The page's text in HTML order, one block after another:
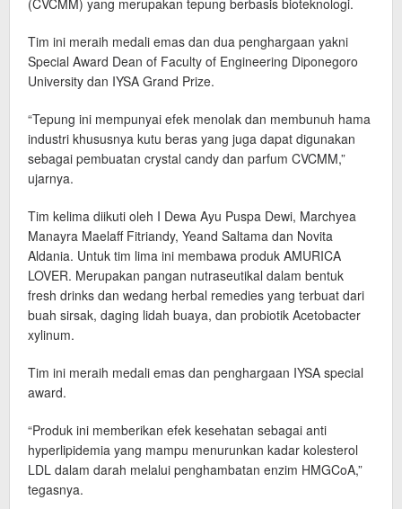
(CVCMM) yang merupakan tepung berbasis bioteknologi.
Tim ini meraih medali emas dan dua penghargaan yakni
Special Award Dean of Faculty of Engineering Diponegoro
University dan IYSA Grand Prize.
“Tepung ini mempunyai efek menolak dan membunuh hama
industri khususnya kutu beras yang juga dapat digunakan
sebagai pembuatan crystal candy dan parfum CVCMM,”
ujarnya.
Tim kelima diikuti oleh I Dewa Ayu Puspa Dewi, Marchyea
Manayra Maelaff Fitriandy, Yeand Saltama dan Novita
Aldania. Untuk tim lima ini membawa produk AMURICA
LOVER. Merupakan pangan nutraseutikal dalam bentuk
fresh drinks dan wedang herbal remedies yang terbuat dari
buah sirsak, daging lidah buaya, dan probiotik Acetobacter
xylinum.
Tim ini meraih medali emas dan penghargaan IYSA special
award.
“Produk ini memberikan efek kesehatan sebagai anti
hyperlipidemia yang mampu menurunkan kadar kolesterol
LDL dalam darah melalui penghambatan enzim HMGCoA,”
tegasnya.